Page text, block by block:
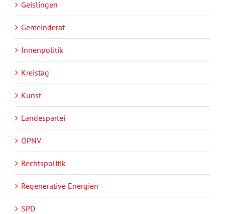
Geislingen
Gemeinderat
Innenpolitik
Kreistag
Kunst
Landespartei
ÖPNV
Rechtspolitik
Regenerative Energien
SPD